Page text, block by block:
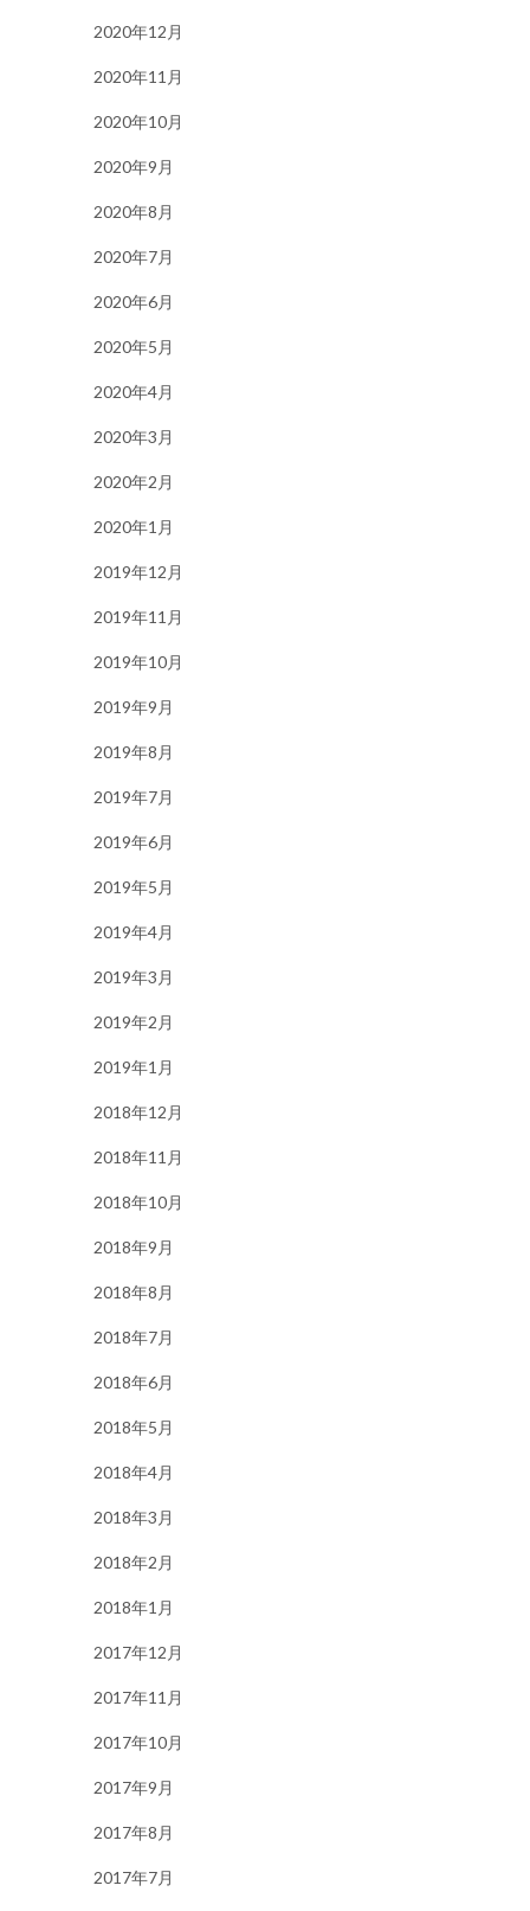
2020年12月
2020年11月
2020年10月
2020年9月
2020年8月
2020年7月
2020年6月
2020年5月
2020年4月
2020年3月
2020年2月
2020年1月
2019年12月
2019年11月
2019年10月
2019年9月
2019年8月
2019年7月
2019年6月
2019年5月
2019年4月
2019年3月
2019年2月
2019年1月
2018年12月
2018年11月
2018年10月
2018年9月
2018年8月
2018年7月
2018年6月
2018年5月
2018年4月
2018年3月
2018年2月
2018年1月
2017年12月
2017年11月
2017年10月
2017年9月
2017年8月
2017年7月